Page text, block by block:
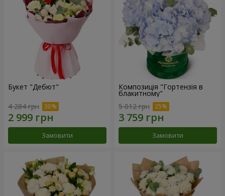
Букет "Дебют"
4 284 грн
Замовити
Композиція "Гортензія в
блакитному"
5 012 грн
Замовити